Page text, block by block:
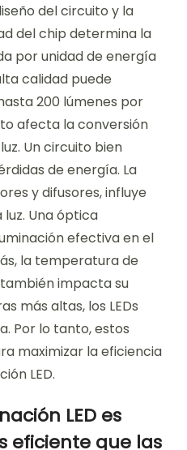
del circuito y la
del chip determina la
por unidad de energía
calidad puede
200 lúmenes por
afecta la conversión
Un circuito bien
de energía. La
y difusores, influye
Una óptica
efectiva en el
la temperatura de
impacta su
más altas, los LEDs
Por lo tanto, estos
maximizar la eficiencia
LED.
LED es
eficiente que las